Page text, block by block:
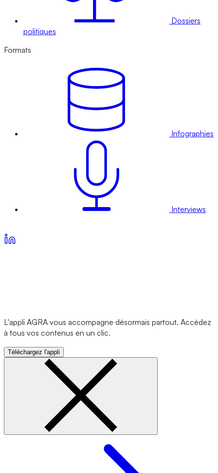
Dossiers
politiques
Formats
Infographies
Interviews
L'appli AGRA vous accompagne désormais partout. Accédez
à tous vos contenus en un clic.
Téléchargez l'appli